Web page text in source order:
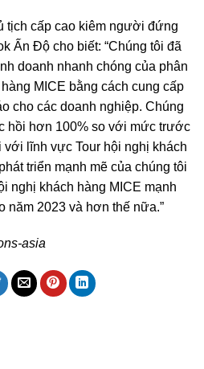
tịch cấp cao kiêm người đứng
Ấn Độ cho biết: “Chúng tôi đã
doanh nhanh chóng của phân
MICE bằng cách cung cấp
cho các doanh nghiệp. Chúng
hồi hơn 100% so với mức trước
lĩnh vực Tour hội nghị khách
triển mạnh mẽ của chúng tôi
nghị khách hàng MICE mạnh
năm 2023 và hơn thế nữa.”
asia